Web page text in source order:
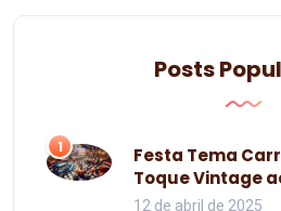
Posts
1
Festa Tema
Toque Vintage
12 de abril de 2025